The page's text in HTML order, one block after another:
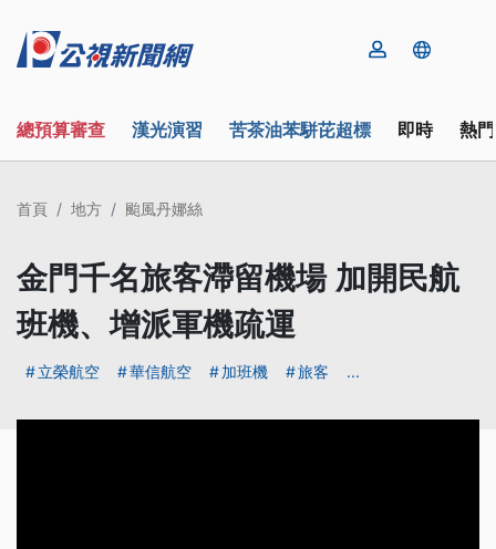
總預算審查 漢光演習 苦茶油苯駢芘超標 即時 熱
首頁 地方 颱風丹娜絲
金門千名旅客滯留機場 加開民航
班機、增派軍機疏運
立榮航空 華信航空 加班機 旅客 ...